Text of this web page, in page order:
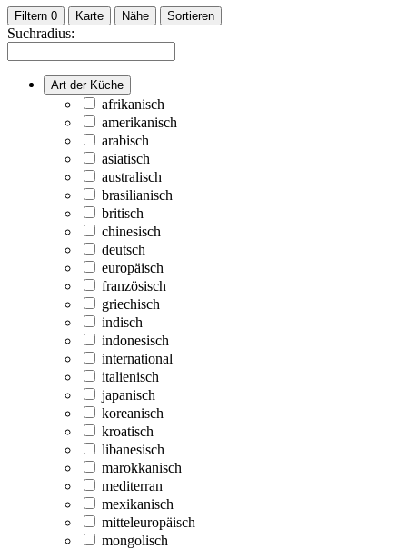
Filtern 0 Karte Nähe Sortieren
Suchradius:
Art der Küche
afrikanisch
amerikanisch
arabisch
asiatisch
australisch
brasilianisch
britisch
chinesisch
deutsch
europäisch
französisch
griechisch
indisch
indonesisch
international
italienisch
japanisch
koreanisch
kroatisch
libanesisch
marokkanisch
mediterran
mexikanisch
mitteleuropäisch
mongolisch